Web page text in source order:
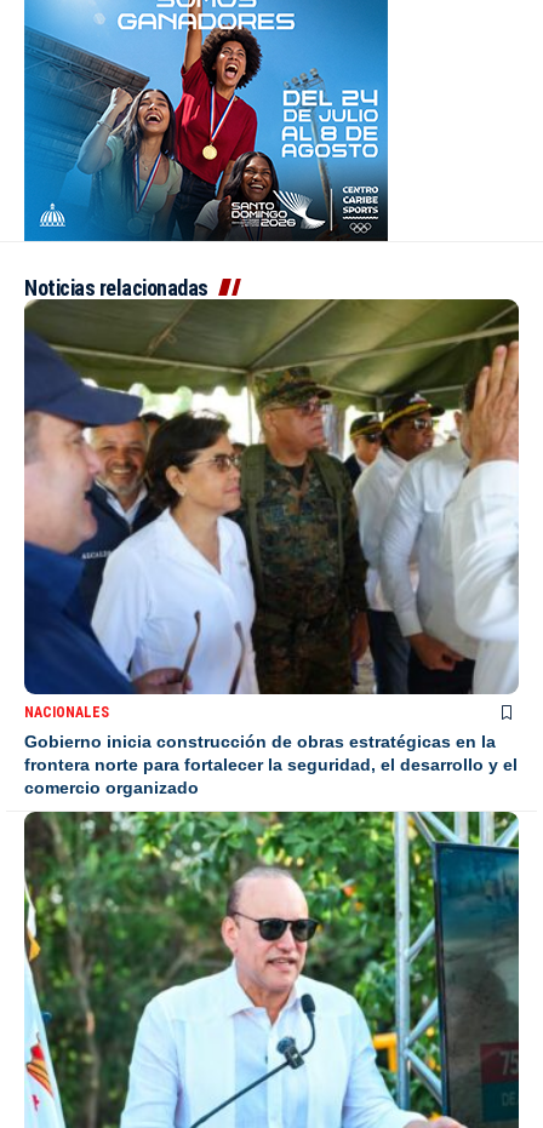
Noticias relacionadas
NACIONALES
Gobierno inicia construcción de obras estratégicas en la
frontera norte para fortalecer la seguridad, el desarrollo y el
comercio organizado